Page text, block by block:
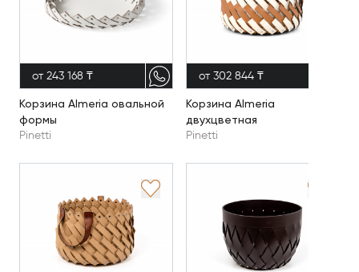
от 243 168 ₸
Корзина Almeria овальной
формы
Pinetti
от 302 844 ₸
Корзина Almeria
двухцветная
Pinetti